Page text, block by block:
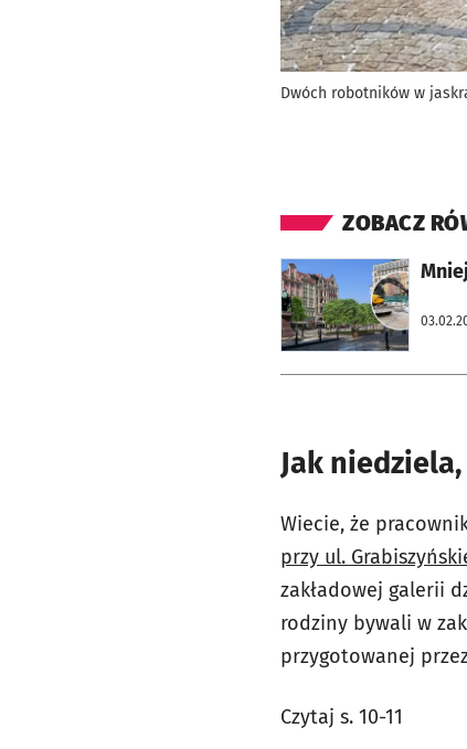
Dwóch robotników w
ZOBACZ
otworzy się w nowej karcie
Jak
Wiecie, że
przy ul.
zakładowej galerii
rodziny bywali w
przygotowanej
Czytaj s. 10-11